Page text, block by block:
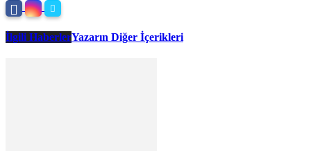
İlgili HaberlerYazarın Diğer İçerikleri